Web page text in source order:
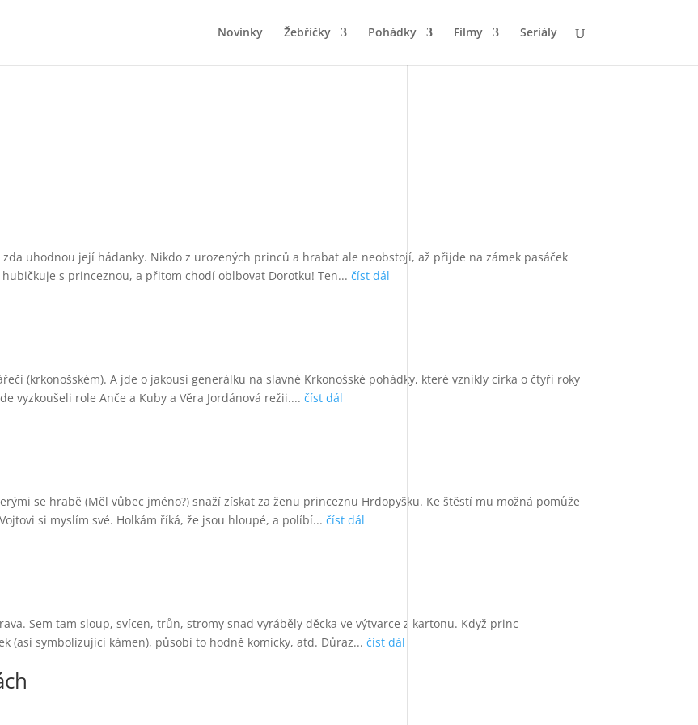
Novinky Žebříčky Pohádky Filmy Seriály
uhodnou její hádanky. Nikdo z urozených princů a hrabat ale neobstojí, až přijde na zámek pasáček
s princeznou, a přitom chodí oblbovat Dorotku! Ten...číst dál
(krkonošském). A jde o jakousi generálku na slavné Krkonošské pohádky, které vznikly cirka o čtyři roky
vyzkoušeli role Anče a Kuby a Věra Jordánová režii....číst dál
se hrabě (Měl vůbec jméno?) snaží získat za ženu princeznu Hrdopyšku. Ke štěstí mu možná pomůže
si myslím své. Holkám říká, že jsou hloupé, a políbí...číst dál
Sem tam sloup, svícen, trůn, stromy snad vyráběly děcka ve výtvarce z kartonu. Když princ
(asi symbolizující kámen), působí to hodně komicky, atd. Důraz...číst dál